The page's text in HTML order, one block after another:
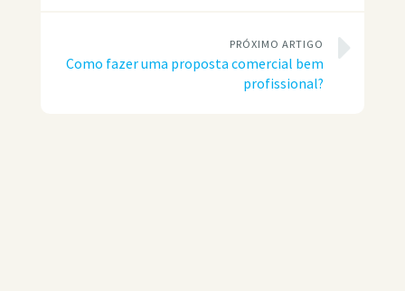
PRÓXIMO ARTIGO
Como fazer uma proposta comercial bem
profissional?